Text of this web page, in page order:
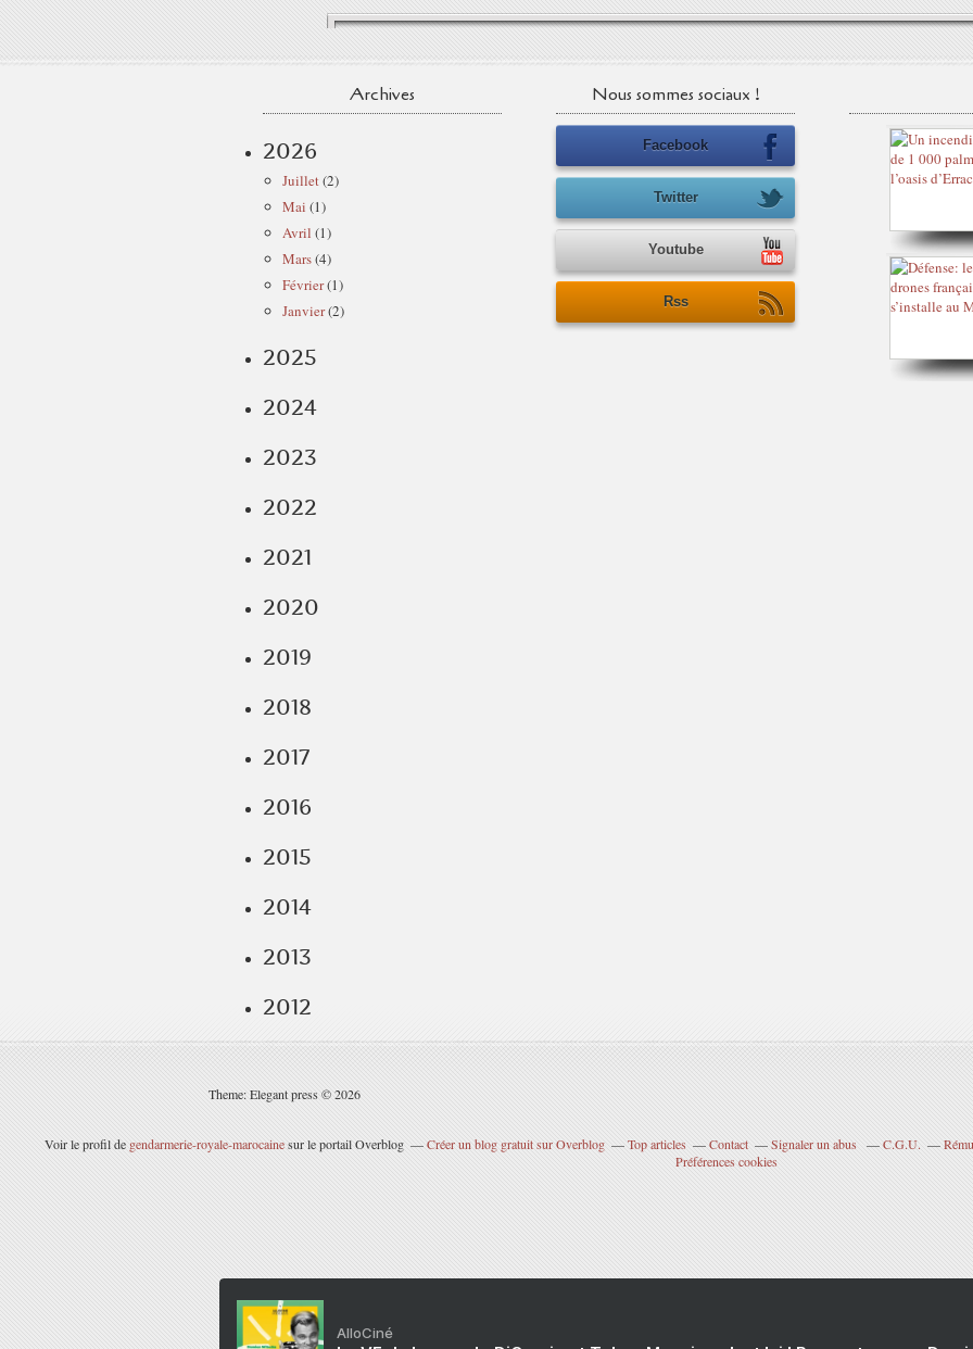
Archives
2026
Juillet(2)
Mai (1)
Avril (1)
Mars(4)
Février(1)
Janvier(2)
2025
2024
2023
2022
2021
2020
2019
2018
2017
2016
2015
2014
2013
2012
Nous sommes sociaux !
Facebook
Twitter
Youtube
Rss
Theme: Elegant press © 2026
Voir le profil degendarmerie-royale-marocainesur le portail Overblog Créer un blog gratuit sur Overblog Top articles Contact Signaler un abus C.G.U.
Préférences cookies
AlloCiné